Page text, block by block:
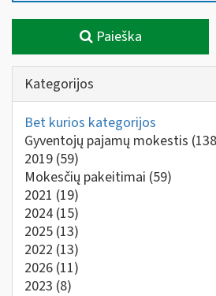
Paieška
Kategorijos
Bet kurios kategorijos
Gyventojų pajamų mokestis
2019 (59)
Mokesčių pakeitimai (59)
2021 (19)
2024 (15)
2025 (13)
2022 (13)
2026 (11)
2023 (8)